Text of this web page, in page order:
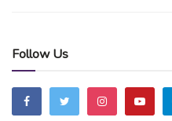
Follow Us